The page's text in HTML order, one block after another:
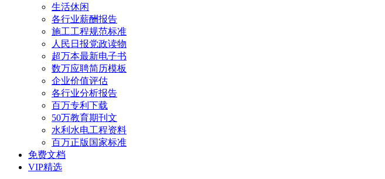
生活休闲
各行业薪酬报告
施工工程规范标准
人民日报党政读物
超万本最新电子书
数万应聘简历模板
企业价值评估
各行业分析报告
百万专利下载
50万教育期刊文
水利水电工程资料
百万正版国家标准
免费文档
VIP精选